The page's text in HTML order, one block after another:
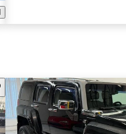
este Aviso